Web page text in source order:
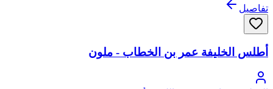
تفاصيل
أطلس الخليفة عمر بن الخطاب - ملون